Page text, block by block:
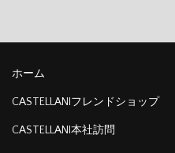
ホーム
CASTELLANIフレンドショップ
CASTELLANI本社訪問